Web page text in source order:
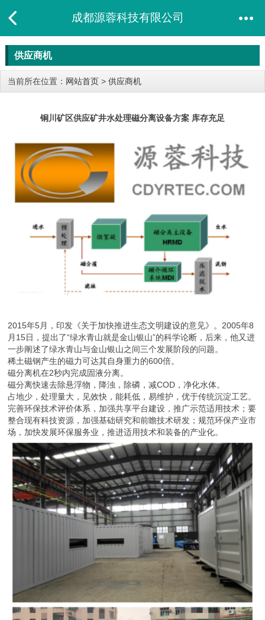
成都源蓉科技有限公司
供应商机
当前所在位置： 网站首页 > 供应商机
铜川矿区供应矿井水处理磁分离设备方案 库存充足
2015年5月，印发《关于加快推进生态文明建设的意见》。2005年8
月15日，提出了“绿水青山就是金山银山”的科学论断，后来，他又进
一步阐述了绿水青山与金山银山之间三个发展阶段的问题。
稀土磁钢产生的磁力可达其自身重力的600倍。
磁分离机在2秒内完成固液分离。
磁分离快速去除悬浮物，降浊，除磷，减COD，净化水体。
占地少，处理量大，见效快，能耗低，易维护，优于传统沉淀工艺。
完善环保技术评价体系，加强共享平台建设，推广示范适用技术；要
整合现有科技资源，加强基础研究和前瞻技术研发；规范环保产业市
场，加快发展环保服务业，推进适用技术和装备的产业化。